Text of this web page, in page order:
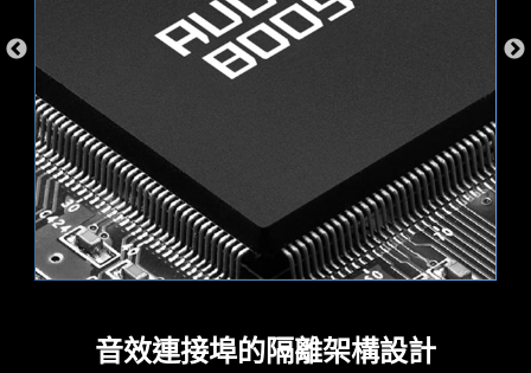
玩家可以連接最新的 USB 裝置。並可配合 MSI 機
殼一起建構系統主機，可獲得最便捷的體驗。
音效連接埠的隔離架構設計
火焰 呼吸
Creation Boost AI Boost
式上。